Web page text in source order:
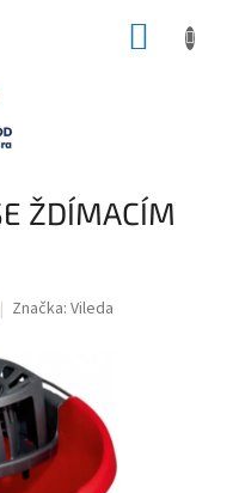
ŽDÍMACÍM
Značka: Vileda